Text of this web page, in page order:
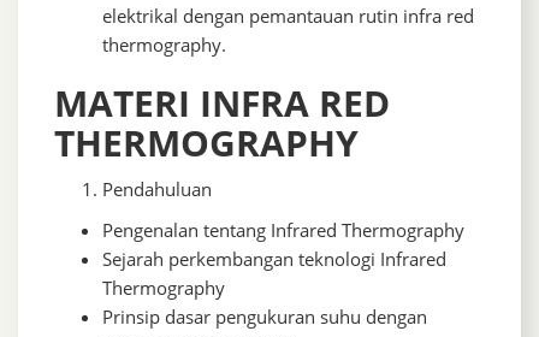
elektrikal dengan pemantauan rutin infra red
thermography.
MATERI INFRA RED
THERMOGRAPHY
Pendahuluan
Pengenalan tentang Infrared Thermography
Sejarah perkembangan teknologi Infrared
Thermography
Prinsip dasar pengukuran suhu dengan